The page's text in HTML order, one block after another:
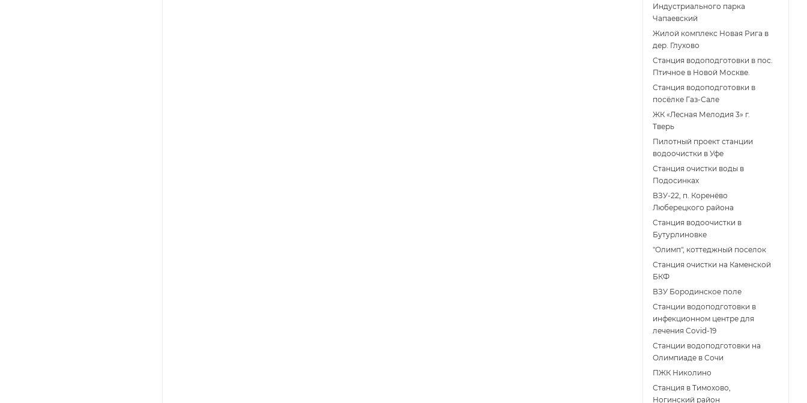
Индустриального парка
Чапаевский
Жилой комплекс Новая Рига в
дер. Глухово
Станция водоподготовки в пос.
Птичное в Новой Москве.
Станция водоподготовки в
поcёлке Газ-Сале
ЖК «Лесная Мелодия 3» г.
Тверь
Пилотный проект станции
водоочистки в Уфе
Станция очистки воды в
Подосинках
ВЗУ-22, п. Коренёво
Люберецкого района
Станция водоочистки в
Бутурлиновке
"Олимп", коттеджный поселок
Станция очистки на Каменской
БКФ
ВЗУ Бородинское поле
Станции водоподготовки в
инфекционном центре для
лечения Covid-19
Станции водоподготовки на
Олимпиаде в Сочи
ПЖК Николино
Станция в Тимохово,
Ногинский район